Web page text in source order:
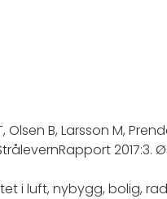
Olsen B, Larsson M,
2017:3.
i luft, nybygg, bolig,